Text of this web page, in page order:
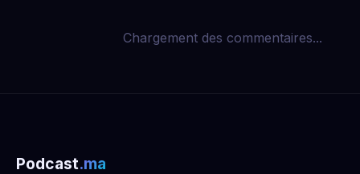
Chargement des commentaires...
Podcast.ma